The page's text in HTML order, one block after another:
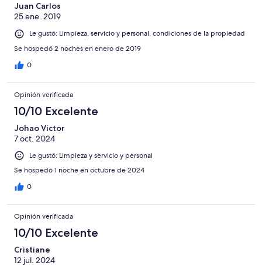
Juan Carlos
25 ene. 2019
Le gustó: Limpieza, servicio y personal, condiciones de la propiedad
Se hospedó 2 noches en enero de 2019
0
Opinión verificada
10/10 Excelente
Johao Victor
7 oct. 2024
Le gustó: Limpieza y servicio y personal
Se hospedó 1 noche en octubre de 2024
0
Opinión verificada
10/10 Excelente
Cristiane
12 jul. 2024